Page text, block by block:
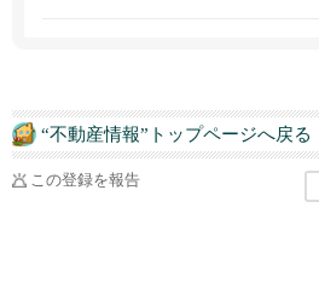
“不動産情報”トップページへ戻る
この登録を報告